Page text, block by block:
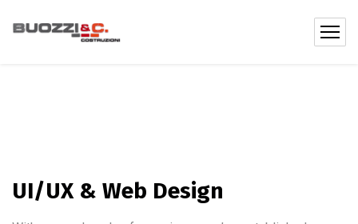
UI/UX & Web Design